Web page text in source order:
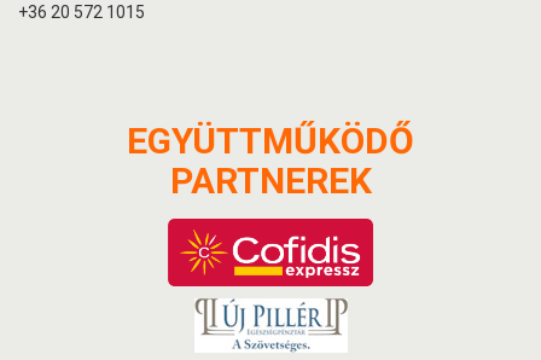
+36 20 572 1015
EGYÜTTMŰKÖDŐ
PARTNEREK